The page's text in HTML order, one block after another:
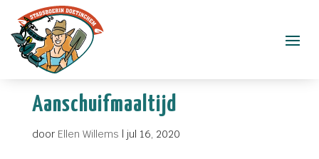
Aanschuifmaaltijd
door Ellen Willems | jul 16, 2020